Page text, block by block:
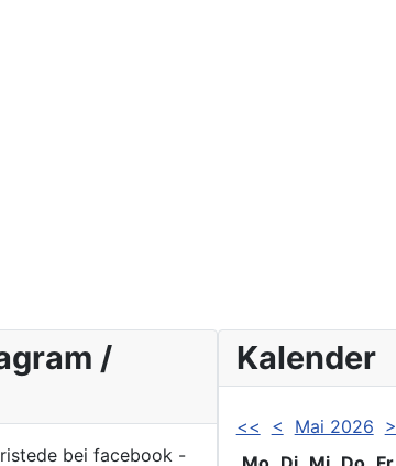
/
bei facebook -
Kalender
<< < Mai 2026 >